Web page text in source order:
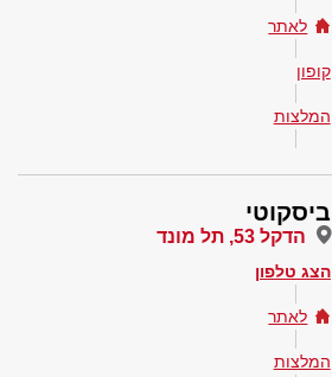
לאתר
קופון
המלצות
ביסקוטי
הדקל 53, תל מונד
הצג טלפון
לאתר
המלצות